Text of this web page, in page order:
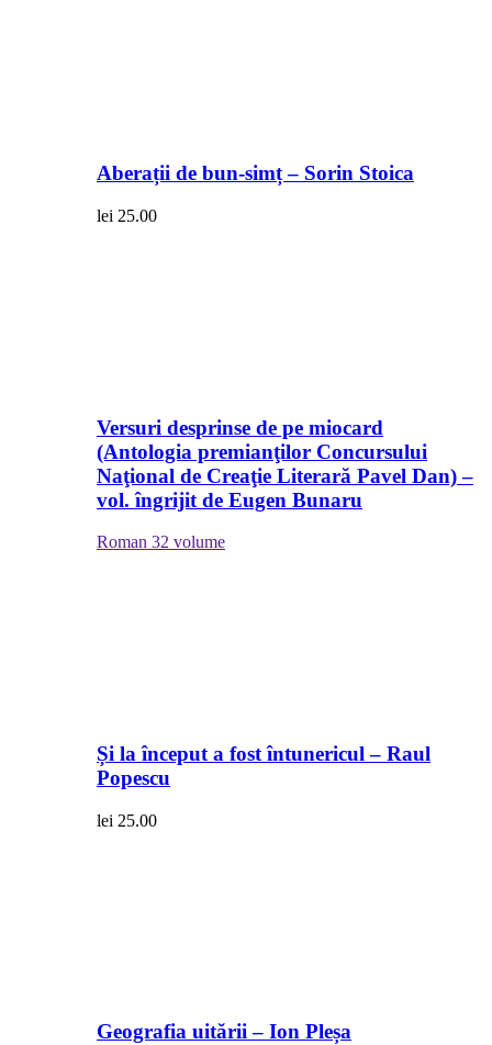
Aberații de bun-simț – Sorin Stoica
lei 25.00
Versuri desprinse de pe miocard
(Antologia premianţilor Concursului
Naţional de Creaţie Literară Pavel Dan) –
vol. îngrijit de Eugen Bunaru
Roman 32 volume
Și la început a fost întunericul – Raul
Popescu
lei 25.00
Geografia uitării – Ion Pleșa